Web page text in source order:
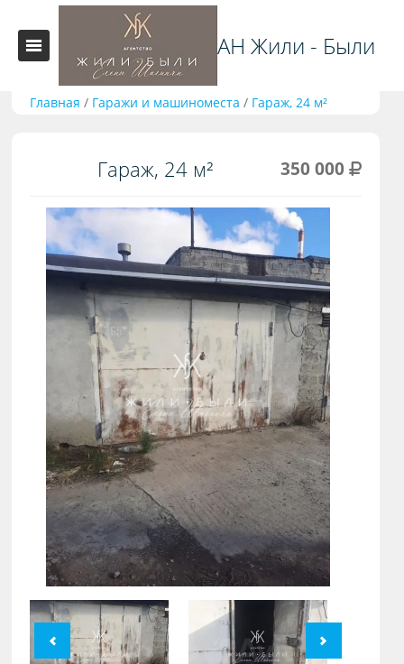
АН Жили - Были
Главная / Гаражи и машиноместа / Гараж, 24 м²
Гараж, 24 м² 350 000